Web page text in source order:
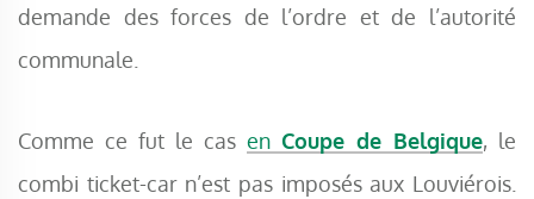
demande des forces de l’ordre et de l’autorité
communale.
Comme ce fut le cas en Coupe de Belgique, le
combi ticket-car n’est pas imposés aux Louviérois.